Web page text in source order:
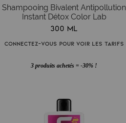
Shampooing Bivalent Antipollution
Instant Détox Color Lab
300 ml
Connectez-vous pour voir les tarifs
3 produits achetés = -30% !